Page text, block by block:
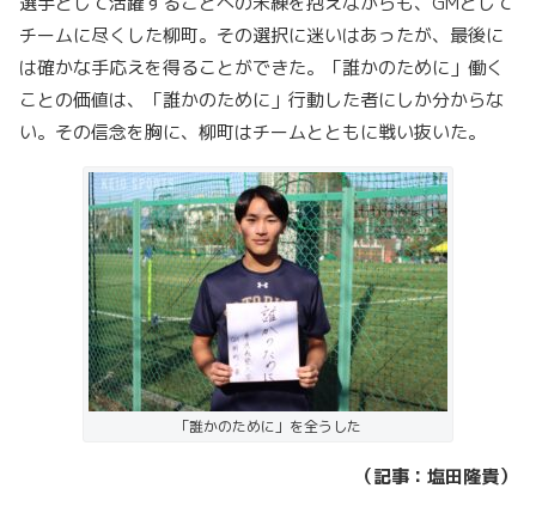
チームに尽くした柳町。その選択に迷いはあったが、最後に
は確かな手応えを得ることができた。「誰かのために」働く
ことの価値は、「誰かのために」行動した者にしか分からな
い。その信念を胸に、柳町はチームとともに戦い抜いた。
「誰かのために」を全うした
（記事：塩田隆貴）